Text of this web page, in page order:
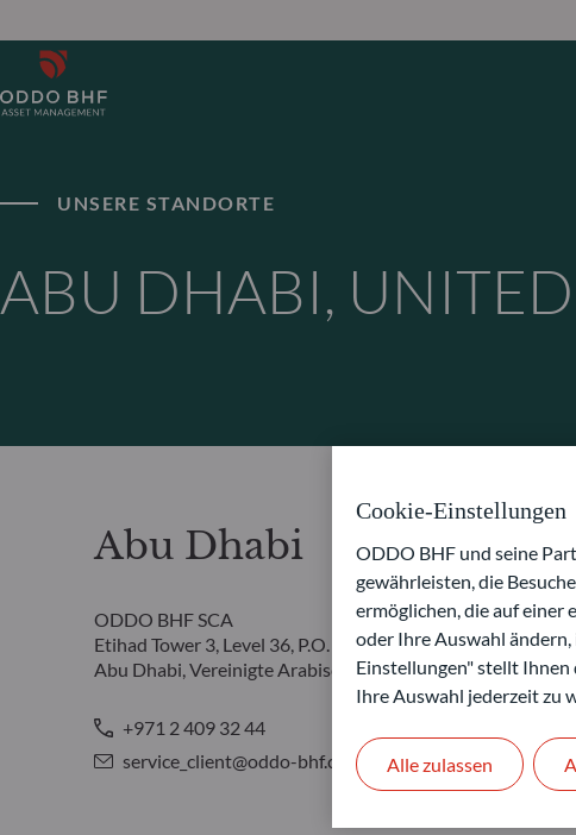
UNSERE STANDORTE
ABU DHABI,
Abu Dhabi
ODDO BHF SCA
Etihad Tower 3, Level 36, P.O. Box 54826
Abu Dhabi, Vereinigte Arabische Emirate
+971 2 409 32 44
service_client@oddo-bhf.com
Cookie-Einstellungen
ODDO BHF und seine
gewährleisten, die
ermöglichen, die auf einer
oder Ihre Auswahl ändern,
Einstellungen" stellt
Ihre Auswahl jederzeit zu
Alle zulassen